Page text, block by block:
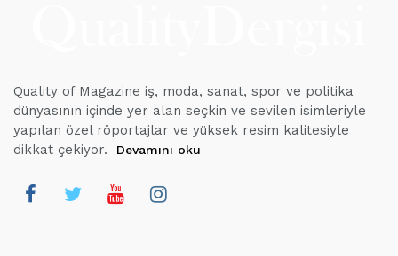
Quality of Magazine iş, moda, sanat, spor ve politika
dünyasının içinde yer alan seçkin ve sevilen isimleriyle
yapılan özel röportajlar ve yüksek resim kalitesiyle
dikkat çekiyor.
Devamını oku